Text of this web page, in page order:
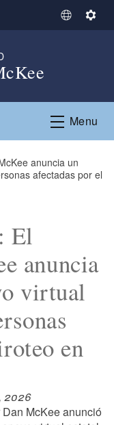
S
t
L
g
u
S
n
g
Menu
anuncia un
afectadas por el
El
anuncia
virtual
en
2026
McKee anunció